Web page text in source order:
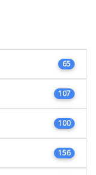
65
107
100
156